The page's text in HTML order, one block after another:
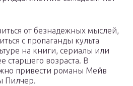
от безнадежных мыслей,
с пропаганды культа
на книги, сериалы или
старшего возраста. В
привести романы Мейв
Пилчер.